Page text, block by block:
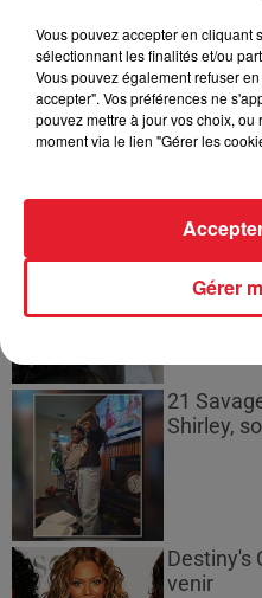
Bouches-
de deux
Les prix
gazole et
21
Shirley,
Destiny's
venir
Vous pouvez accepter en cliquant
sélectionnant les finalités et/ou
Vous pouvez également refuser
accepter". Vos préférences ne
pouvez mettre à jour vos choix,
moment via le lien "Gérer les
Gérer